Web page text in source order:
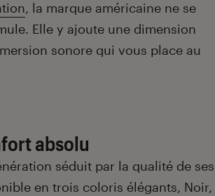
, la marque américaine ne se
Elle y ajoute une dimension
sonore qui vous place au
absolu
séduit par la qualité de ses
en trois coloris élégants, Noir,